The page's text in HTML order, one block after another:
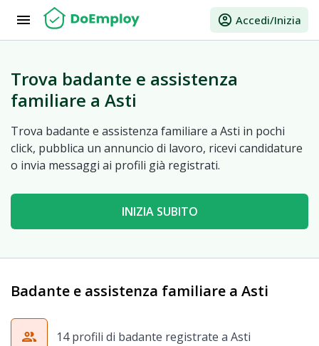
menu account_circle Accedi/Inizia
Trova badante e assistenza
familiare a Asti
Trova badante e assistenza familiare a Asti in pochi
click, pubblica un annuncio di lavoro, ricevi candidature
o invia messaggi ai profili già registrati.
INIZIA SUBITO
Badante e assistenza familiare a Asti
group 14 profili di badante registrate a Asti